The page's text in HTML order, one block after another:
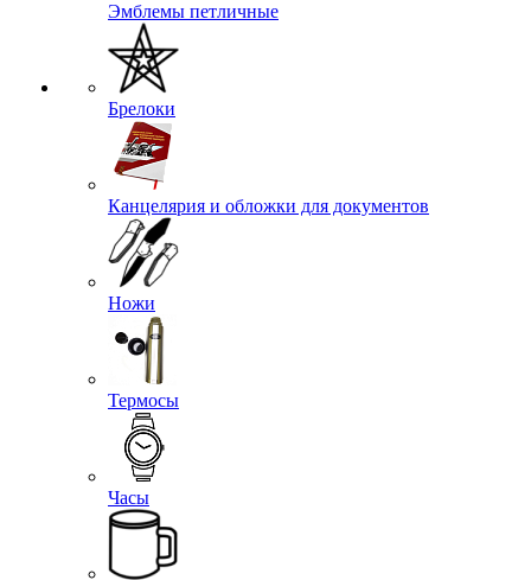
Эмблемы петличные
Брелоки
Канцелярия и обложки для документов
Ножи
Термосы
Часы